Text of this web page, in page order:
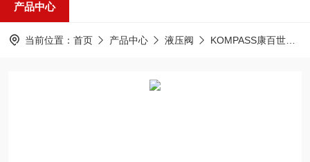
产品中心
当前位置： 首页 产品中心 液压阀 KOMPASS康百世